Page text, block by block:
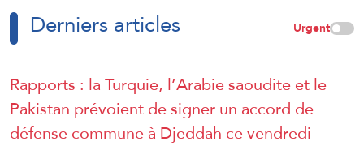
Derniers articles Urgent
Rapports : la Turquie, l’Arabie saoudite et le
Pakistan prévoient de signer un accord de
défense commune à Djeddah ce vendredi